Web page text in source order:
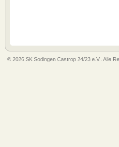
© 2026 SK Sodingen Castrop 24/23 e.V.. Alle